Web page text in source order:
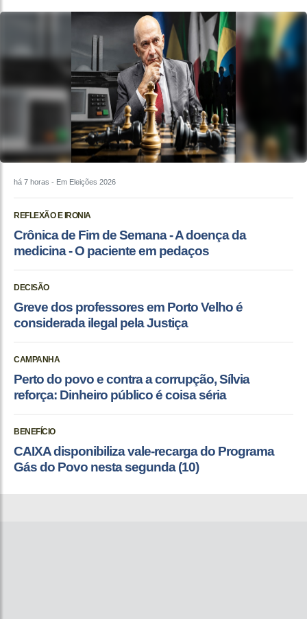
há 7 horas - Em Eleições 2026
REFLEXÃO E IRONIA
Crônica de Fim de Semana - A doença da
medicina - O paciente em pedaços
DECISÃO
Greve dos professores em Porto Velho é
considerada ilegal pela Justiça
CAMPANHA
Perto do povo e contra a corrupção, Sílvia
reforça: Dinheiro público é coisa séria
BENEFÍCIO
CAIXA disponibiliza vale-recarga do Programa
Gás do Povo nesta segunda (10)